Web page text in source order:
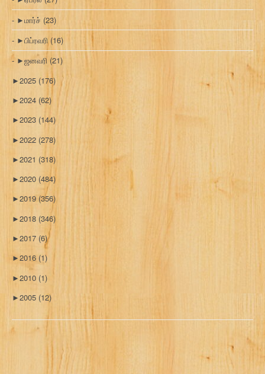
►மார்ச் (23)
►பிப்ரவரி (16)
►ஜனவரி (21)
►2025 (176)
►2024 (62)
►2023 (144)
►2022 (278)
►2021 (318)
►2020 (484)
►2019 (356)
►2018 (346)
►2017 (6)
►2016 (1)
►2010 (1)
►2005 (12)